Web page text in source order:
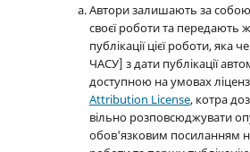
Автори залишають за
своєї роботи та передають
публікації цієї роботи,
ЧАСУ] з дати публікації
доступною на умовах
Attribution License, котра
вільно розповсюджувати
обов'язковим посиланням